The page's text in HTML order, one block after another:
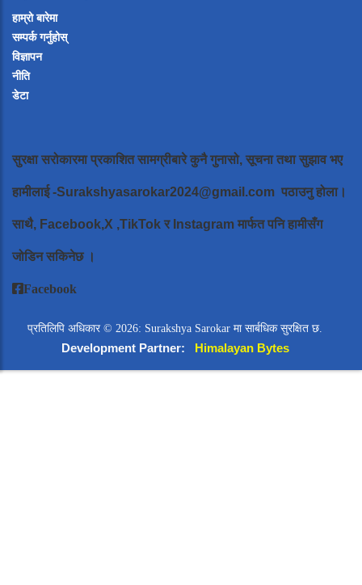
हाम्रो बारेमा
सम्पर्क गर्नुहोस्
विज्ञापन
नीति
डेटा
सुरक्षा सरोकारमा प्रकाशित सामग्रीबारे कुनै गुनासो, सूचना तथा सुझाव भए
हामीलाई-Surakshyasarokar2024@gmail.com पठाउनु होला।
साथै, Facebook,X ,TikTok र Instagram मार्फत पनि हामीसँग
जोडिन सकिनेछ ।
Facebook
प्रतिलिपि अधिकार © 2026: Surakshya Sarokar मा सार्बधिक सुरक्षित छ.
Development Partner: Himalayan Bytes